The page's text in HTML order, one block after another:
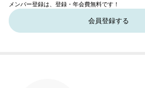
メンバー登録は、登録・年会費無料です！
会員登録する